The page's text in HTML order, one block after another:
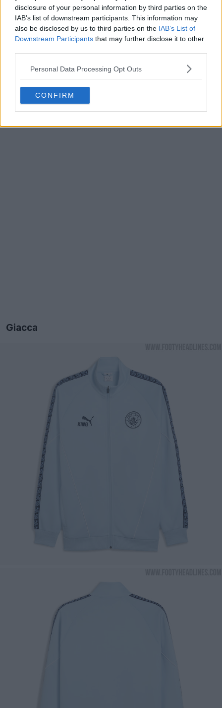
disclosure of your personal information by third parties on the
IAB’s list of downstream participants. This information may
also be disclosed by us to third parties on the IAB’s List of
Downstream Participants that may further disclose it to other
Personal Data Processing Opt Outs
CONFIRM
Giacca